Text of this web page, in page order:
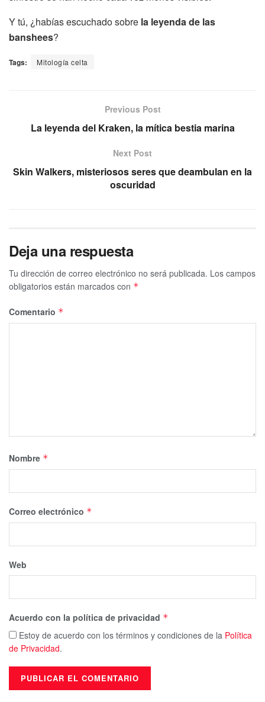
Y tú, ¿habías escuchado sobre la leyenda de las
banshees?
Tags: Mitología celta
Previous Post
La leyenda del Kraken, la mítica bestia marina
Next Post
Skin Walkers, misteriosos seres que deambulan en la
oscuridad
Deja una respuesta
Tu dirección de correo electrónico no será publicada. Los campos
obligatorios están marcados con *
Comentario *
Nombre *
Correo electrónico *
Web
Acuerdo con la política de privacidad *
Estoy de acuerdo con los términos y condiciones de la Política
de Privacidad.